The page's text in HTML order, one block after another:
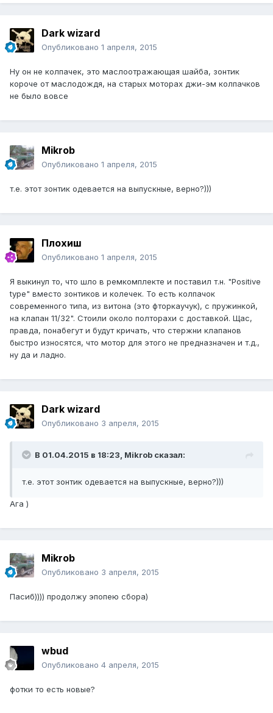
Dark wizard
Опубликовано 1 апреля, 2015
Ну он не колпачек, это маслоотражающая шайба, зонтик
короче от маслодождя, на старых моторах джи-эм колпачков
не было вовсе
Mikrob
Опубликовано 1 апреля, 2015
т.е. этот зонтик одевается на выпускные, верно?)))
Плохиш
Опубликовано 1 апреля, 2015
Я выкинул то, что шло в ремкомплекте и поставил т.н. "Positive
type" вместо зонтиков и колечек. То есть колпачок
современного типа, из витона (это фторкаучук), с пружинкой,
на клапан 11/32". Стоили около полторахи с доставкой. Щас,
правда, понабегут и будут кричать, что стержни клапанов
быстро износятся, что мотор для этого не предназначен и т.д.,
ну да и ладно.
Dark wizard
Опубликовано 3 апреля, 2015
В 01.04.2015 в 18:23, Mikrob сказал:
т.е. этот зонтик одевается на выпускные, верно?)))
Ага )
Mikrob
Опубликовано 3 апреля, 2015
Пасиб)))) продолжу эпопею сбора)
wbud
Опубликовано 4 апреля, 2015
фотки то есть новые?